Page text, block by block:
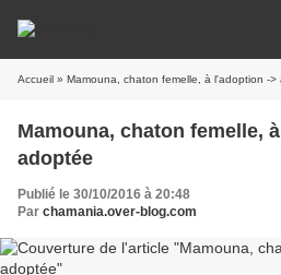
Accueil » Mamouna, chaton femelle, à l'adoption ->
Mamouna, chaton femelle,
adoptée
Publié le 30/10/2016 à 20:48
Par chamania.over-blog.com